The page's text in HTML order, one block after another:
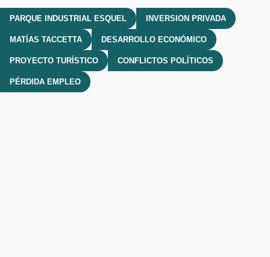
PARQUE INDUSTRIAL ESQUEL INVERSION PRIVADA
MATÍAS TACCETTA DESARROLLO ECONÓMICO
PROYECTO TURÍSTICO CONFLICTOS POLÍTICOS
PÉRDIDA EMPLEO